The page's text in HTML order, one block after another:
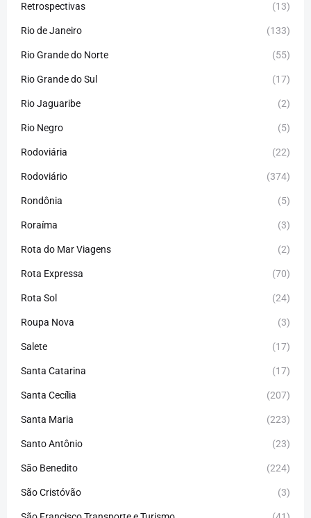
Retrospectivas (13)
Rio de Janeiro (133)
Rio Grande do Norte (55)
Rio Grande do Sul (17)
Rio Jaguaribe (2)
Rio Negro (5)
Rodoviária (22)
Rodoviário (374)
Rondônia (5)
Roraíma (3)
Rota do Mar Viagens (2)
Rota Expressa (70)
Rota Sol (24)
Roupa Nova (3)
Salete (17)
Santa Catarina (17)
Santa Cecília (207)
Santa Maria (223)
Santo Antônio (23)
São Benedito (224)
São Cristóvão (3)